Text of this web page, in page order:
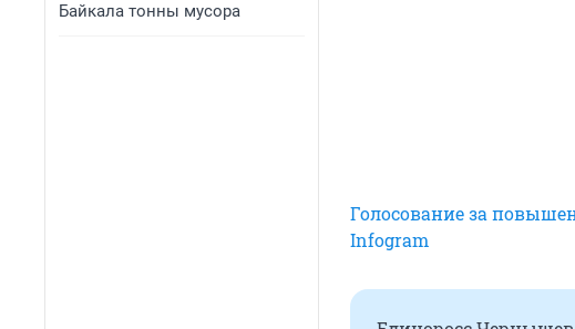
Байкала тонны мусора
Голосование за
Infogram